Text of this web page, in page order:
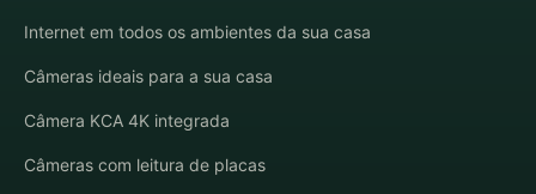
Internet em todos os ambientes da sua casa
Câmeras ideais para a sua casa
Câmera KCA 4K integrada
Câmeras com leitura de placas